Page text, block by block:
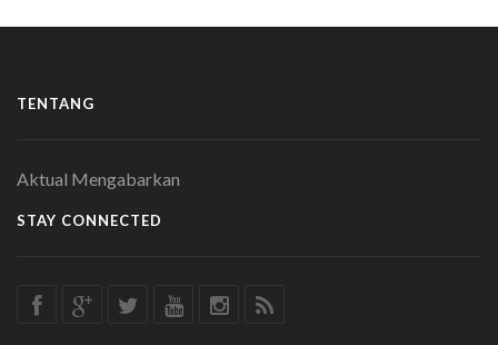
TENTANG
Aktual Mengabarkan
STAY CONNECTED